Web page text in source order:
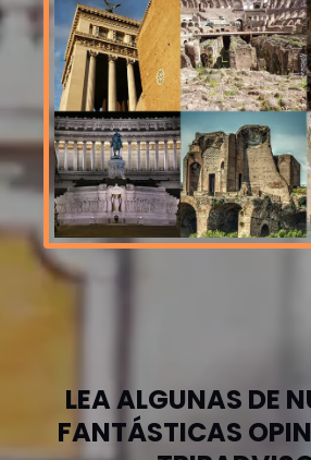
LEA ALGUNAS DE
FANTÁSTICAS